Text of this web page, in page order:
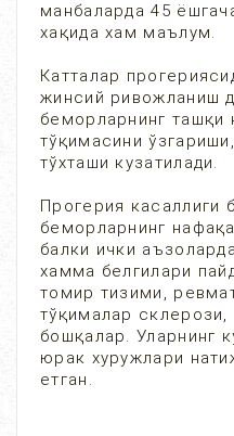
манбаларда 45
хақида хам маълум.
Катталар
жинсий ривожланиш
беморларнинг ташқи
тўқимасини
тўхташи кузатилади.
Прогерия касаллиги
беморларнинг
балки ички
хамма белгилари
томир тизими,
тўқималар склерози,
бошқалар. Уларнинг
юрак хуружлари
етган.